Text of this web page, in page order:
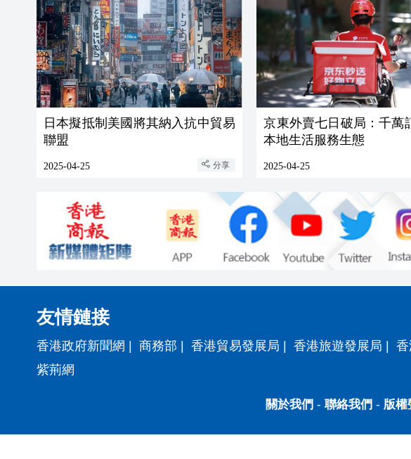
日本擬抵制美國將其納入抗中貿易
聯盟
2025-04-25 分享
京東外賣七日破局：千萬
本地生活服務生態
2025-04-25
友情鏈接
香港政府新聞網 | 商務部 | 香港貿易發展局 | 香港旅遊發展局 |
紫荊網
關於我們 - 聯絡我們 - 版權